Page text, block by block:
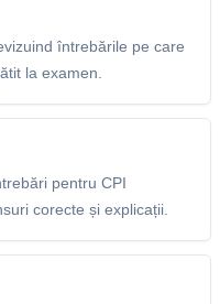
întrebările pe care
la examen.
pentru CPI
corecte și explicații.